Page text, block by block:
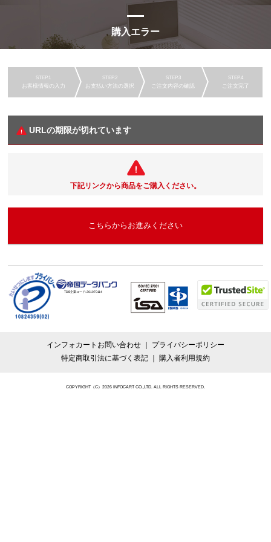
購入エラー
お客様情報の入力 お支払い方法の選択 ご注文内容の確認 ご注文完了
URLの期限が切れています
下記リンクから商品をご購入ください。
こちらからお進みください
TDB企業コード:261070114
インフォカートお問い合わせ
プライバシーポリシー
特定商取引法に基づく表記
購入者利用規約
COPYRIGHT（C）2026 INFOCART CO.,LTD. ALL RIGHTS RESERVED.